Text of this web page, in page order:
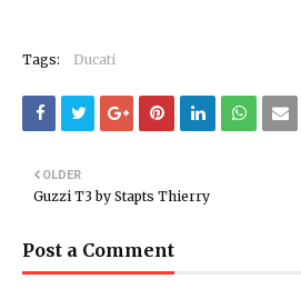
Tags: Ducati
OLDER
Guzzi T3 by Stapts Thierry
Post a Comment